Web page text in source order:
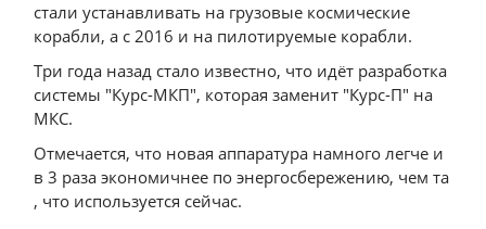
стали устанавливать на грузовые космические
корабли, а с 2016 и на пилотируемые корабли.
Три года назад стало известно, что идёт разработка
системы "Курс-МКП", которая заменит "Курс-П" на
МКС.
Отмечается, что новая аппаратура намного легче и
в 3 раза экономичнее по энергосбережению, чем та
, что используется сейчас.